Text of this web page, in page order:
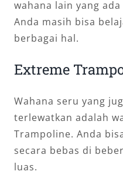
wahana lain yang
Anda masih bisa
berbagai hal.
Extreme
Wahana seru yang
terlewatkan adalah
Trampoline. Anda
secara bebas di
luas.